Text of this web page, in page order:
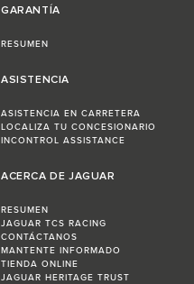
GARANTÍA
RESUMEN
ASISTENCIA
ASISTENCIA EN CARRETERA
LOCALIZA TU CONCESIONARIO
INCONTROL ASSISTANCE
ACERCA DE JAGUAR
RESUMEN
JAGUAR TCS RACING
CONTÁCTANOS
MANTENTE INFORMADO
TIENDA ONLINE
JAGUAR HERITAGE TRUST